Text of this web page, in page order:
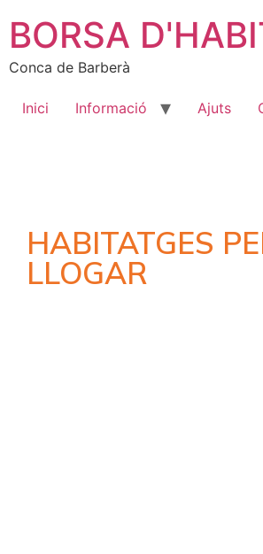
BORSA
Conca de Barberà
Inici Informació Ajuts
HABITATGES
LLOGAR